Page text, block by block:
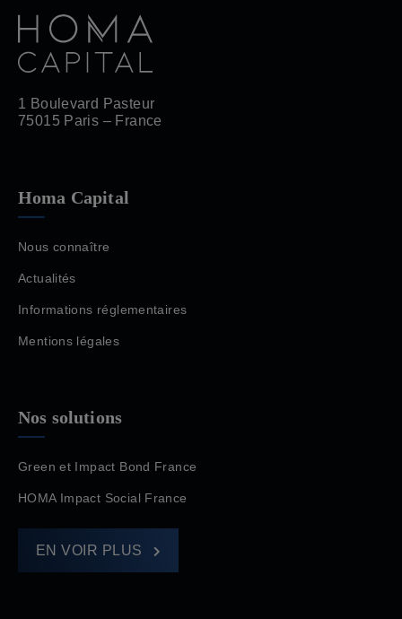
1 Boulevard Pasteur
75015 Paris – France
Homa Capital
Nous connaître
Actualités
Informations réglementaires
Mentions légales
Nos solutions
Green et Impact Bond France
HOMA Impact Social France
EN VOIR PLUS